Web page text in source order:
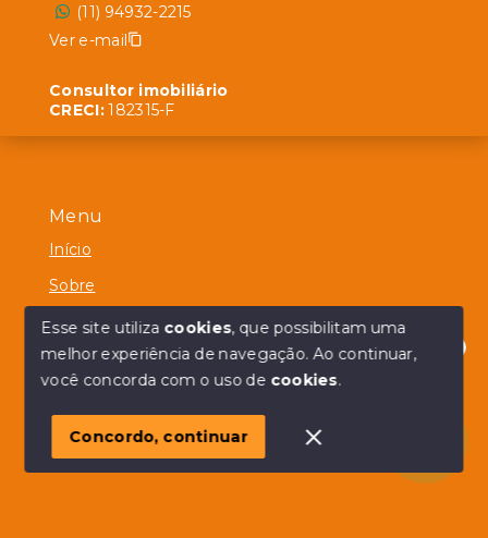
Olá! em posso ajudar?
Menu
Início
Sobre
Contato
© Copyright 2026 - Alberico Simões - Todos os direitos
reservados
(11) 94932-2215
Ver e-mail
Consultor imobiliário
CRECI:182315-F
Esse site utiliza cookies, que possibilitam uma
melhor experiência de navegação.Ao continuar,
você concorda com o uso de cookies.
Concordo, continuar